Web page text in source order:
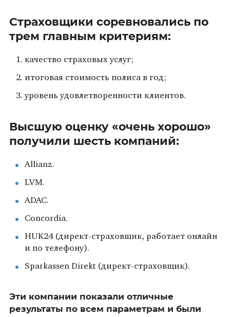
Страховщики соревновались по
трем главным критериям:
качество страховых услуг;
итоговая стоимость полиса в год;
уровень удовлетворенности клиентов.
Высшую оценку «очень хорошо»
получили шесть компаний:
Allianz.
LVM.
ADAC.
Concordia.
HUK24 (директ-страховщик, работает онлайн
и по телефону).
Sparkassen Direkt (директ-страховщик).
Эти компании показали отличные
результаты по всем параметрам и были